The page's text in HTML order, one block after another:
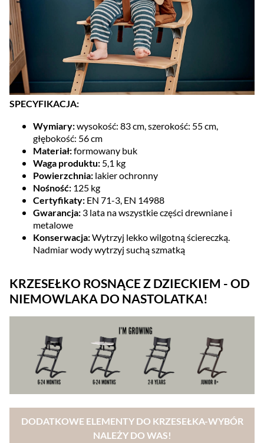
SPECYFIKACJA:
Wymiary:wysokość: 83 cm, szerokość: 55 cm,
głębokość: 56 cm
Materiał:formowany buk
Waga produktu: 5,1 kg
Powierzchnia: lakier ochronny
Nośność: 125 kg
Certyfikaty: EN 71-3, EN 14988
Gwarancja: 3 lata na wszystkie części drewniane i
metalowe
Konserwacja:Wytrzyj lekko wilgotną ściereczką.
Nadmiar wody wytrzyj suchą szmatką
KRZESEŁKO ROSNĄCE Z DZIECKIEM - OD
NIEMOWLAKA DO NASTOLATKA!
DODATKOWE ELEMENTY DO KRZESEŁKA-WYBÓR
NALEŻY DO WAS!